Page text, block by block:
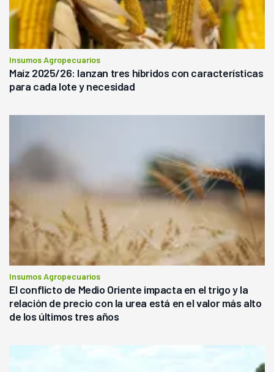
Insumos Agropecuarios
Maíz 2025/26: lanzan tres híbridos con características
para cada lote y necesidad
Insumos Agropecuarios
El conflicto de Medio Oriente impacta en el trigo y la
relación de precio con la urea está en el valor más alto
de los últimos tres años